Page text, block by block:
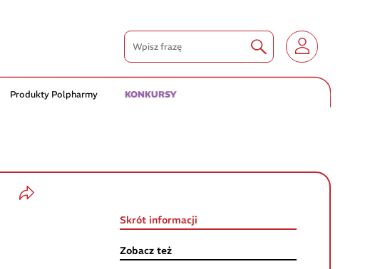
Produkty Polpharmy KONKURSY
Skrót informacji
Zobacz też